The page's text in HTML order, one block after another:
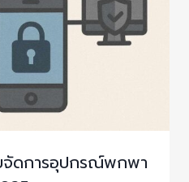
จัดการอุปกรณ์พกพา